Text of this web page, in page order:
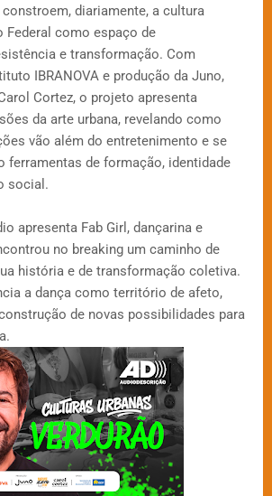
diariamente, a cultura
Federal como espaço de
e transformação. Com
IBRANOVA e produção da Juno,
Cortez, o projeto apresenta
da arte urbana, revelando como
vão além do entretenimento e se
ferramentas de formação, identidade
social.
apresenta Fab Girl, dançarina e
no breaking um caminho de
história e de transformação coletiva.
a dança como território de afeto,
de novas possibilidades para